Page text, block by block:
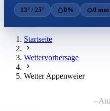
13° / 25° 0% 0 mm
Startseite
Wettervorhersage
Wetter Appenweier
--